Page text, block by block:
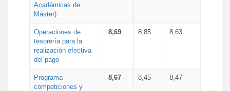
Académicas de
Máster)
Operaciones de
tesorería para la
realización efectiva
del pago
8,69 8,85 8,63
Programa
competiciones y
8,67 8,45 8,47